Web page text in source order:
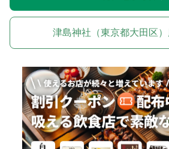
津島神社（東京都大田区